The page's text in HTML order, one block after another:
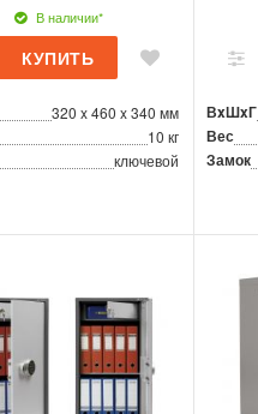
В наличии*
320 x 460 x 340 мм
10 кг
ключевой
ВxШxГ
Вес
Замок